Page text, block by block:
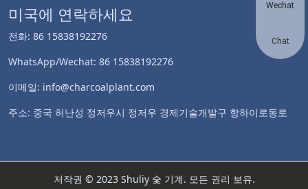
미국에 연락하세요
전화: 86 15838192276
WhatsApp/Wechat: 86 15838192276
이메일: info@charcoalplant.com
주소: 중국 허난성 정저우시 정저우 경제기술개발구 항하이로동로
저작권 © 2023 Shuliy 숯 기계. 모든 권리 보유.
Wechat
Chat